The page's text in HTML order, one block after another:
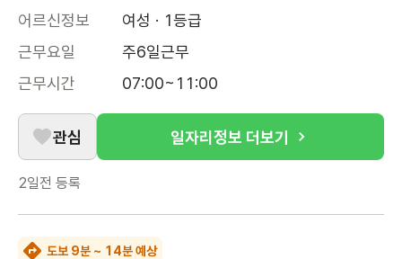
어르신정보
여성 · 1등급
근무요일
주6일근무
근무시간
07:00~11:00
관심 일자리정보 더보기
2일전 등록
도보 9분 ~ 14분 예상